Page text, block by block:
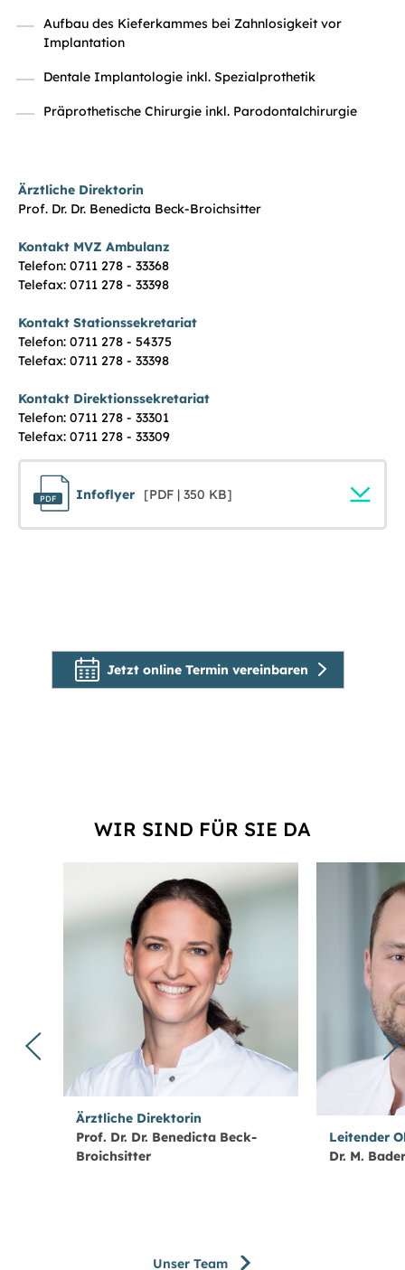
Aufbau des Kieferkammes bei Zahnlosigkeit vor
Implantation
Dentale Implantologie inkl. Spezialprothetik
Präprothetische Chirurgie inkl. Parodontalchirurgie
Ärztliche Direktorin
Prof. Dr. Dr. Benedicta Beck-Broichsitter
Kontakt MVZ Ambulanz
Telefon: 0711 278 - 33368
Telefax: 0711 278 - 33398
Kontakt Stationssekretariat
Telefon: 0711 278 - 54375
Telefax: 0711 278 - 33398
Kontakt Direktionssekretariat
Telefon: 0711 278 - 33301
Telefax: 0711 278 - 33309
Infoflyer [PDF | 350 KB]
Jetzt online Termin vereinbaren
WIR SIND FÜR SIE DA
Ärztliche Direktorin
Prof. Dr. Dr. Benedicta Beck-
Broichsitter
Leitender
Dr. M. Bader
Unser Team